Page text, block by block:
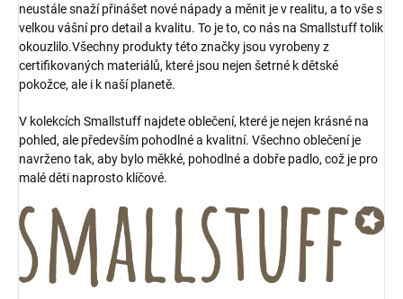
neustále snaží přinášet nové nápady a měnit je v realitu, a to vše s
velkou vášní pro detail a kvalitu. To je to, co nás na Smallstuff tolik
okouzlilo.Všechny produkty této značky jsou vyrobeny z
certifikovaných materiálů, které jsou nejen šetrné k dětské
pokožce, ale i k naší planetě.
V kolekcích Smallstuff najdete oblečení, které je nejen krásné na
pohled, ale především pohodlné a kvalitní. Všechno oblečení je
navrženo tak, aby bylo měkké, pohodlné a dobře padlo, což je pro
malé děti naprosto klíčové.